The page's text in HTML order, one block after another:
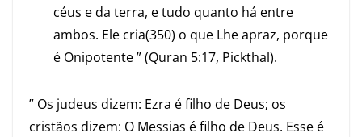
céus e da terra, e tudo quanto há entre
ambos. Ele cria(350) o que Lhe apraz, porque
é Onipotente ” (Quran 5:17, Pickthal).
” Os judeus dizem: Ezra é filho de Deus; os
cristãos dizem: O Messias é filho de Deus. Esse é